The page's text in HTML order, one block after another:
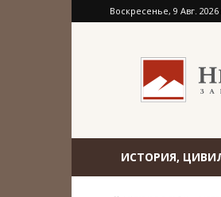
Воскресенье, 9 Авг. 2026
ИСТОРИЯ,